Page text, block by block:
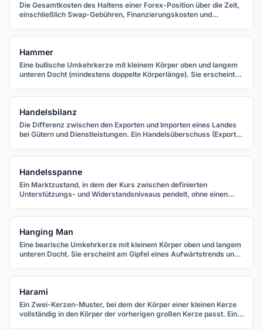
Die Gesamtkosten des Haltens einer Forex-Position über die Zeit,
einschließlich Swap-Gebühren, Finanzierungskosten und
Hammer
Eine bullische Umkehrkerze mit kleinem Körper oben und langem
unteren Docht (mindestens doppelte Körperlänge). Sie erscheint
Handelsbilanz
Die Differenz zwischen den Exporten und Importen eines Landes
bei Gütern und Dienstleistungen. Ein Handelsüberschuss (Exporte
Handelsspanne
Ein Marktzustand, in dem der Kurs zwischen definierten
Unterstützungs- und Widerstandsniveaus pendelt, ohne einen
Hanging Man
Eine bearische Umkehrkerze mit kleinem Körper oben und langem
unteren Docht. Sie erscheint am Gipfel eines Aufwärtstrends und
Harami
Ein Zwei-Kerzen-Muster, bei dem der Körper einer kleinen Kerze
vollständig in den Körper der vorherigen großen Kerze passt. Ein